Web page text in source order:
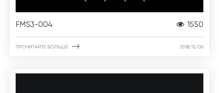
FMS3-004 1550
ПРОЧИТАЙТЕ БОЛЬШЕ  2018/12/06